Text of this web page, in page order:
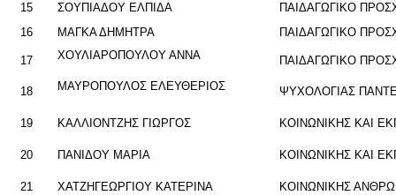
15
ΣΟΥ­ΠΙΑ­ΔΟΥ ΕΛ­ΠΙ­ΔΑ
ΠΑΙ­ΔΑ­ΓΩ­ΓΙ­ΚΟ
16
ΜΑΓΚΑ ΔΗ­ΜΗ­ΤΡΑ ΠΑΙ­ΔΑ­ΓΩ­ΓΙ­ΚΟ
17 ΧΟΥ­ΛΙΑ­ΡΟ­ΠΟΥ­ΛΟΥ ΑΝΝΑ ΠΑΙ­ΔΑ­ΓΩ­ΓΙ­ΚΟ
18 ΜΑΥ­ΡΟ­ΠΟΥ­ΛΟΣ ΕΛΕΥ­ΘΕ­ΡΙΟΣ ΨΥ­ΧΟ­ΛΟ­ΓΙΑΣ
19 ΚΑΛ­ΛΙΟΝ­ΤΖΗΣ ΓΙΩΡ­ΓΟΣ ΚΟΙ­ΝΩ­ΝΙ­ΚΗΣ ΚΑΙ
20 ΠΑ­ΝΙ­ΔΟΥ ΜΑΡΙΑ ΚΟΙ­ΝΩ­ΝΙ­ΚΗΣ ΚΑΙ
21 ΧΑ­ΤΖΗ­ΓΕ­ΩΡ­ΓΙΟΥ ΚΑ­ΤΕ­ΡΙ­ΝΑ ΚΟΙ­ΝΩ­ΝΙ­ΚΗΣ